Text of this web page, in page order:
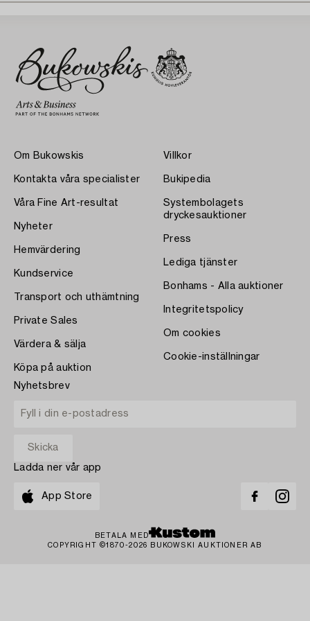
Om Bukowskis
Kontakta våra specialister
Våra Fine Art-resultat
Nyheter
Hemvärdering
Kundservice
Transport och uthämtning
Private Sales
Värdera & sälja
Köpa på auktion
Villkor
Bukipedia
Systembolagets
dryckesauktioner
Press
Lediga tjänster
Bonhams - Alla auktioner
Integritetspolicy
Om cookies
Cookie-inställningar
Nyhetsbrev
Ladda ner vår app
App Store
BETALA MED
COPYRIGHT ©1870-2026 BUKOWSKI AUKTIONER AB